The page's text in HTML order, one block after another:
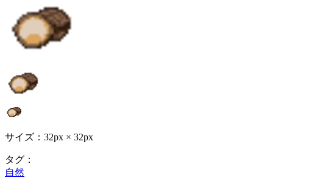
サイズ：32px × 32px
タグ：
自然